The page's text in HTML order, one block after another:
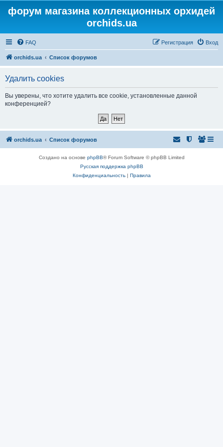
форум магазина коллекционных орхидей
orchids.ua
FAQ Вход
Регистрация
orchids.ua Список форумов
Удалить cookies
Вы уверены, что хотите удалить все cookie, установленные данной
конференцией?
orchids.ua Список форумов
Создано на основе phpBB® Forum Software © phpBB Limited
Русская поддержка phpBB
Конфиденциальность| Правила